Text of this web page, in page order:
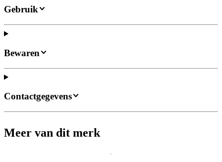
Gebruik
Bewaren
Contactgegevens
Meer van dit merk